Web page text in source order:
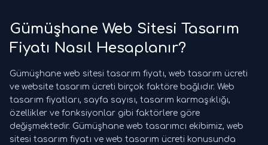
Gümüşhane Web Sitesi Tasarım
Fiyatı Nasıl Hesaplanır?
Gümüşhane web sitesi tasarım fiyatı, web tasarım ücreti
ve website tasarım ücreti birçok faktöre bağlıdır. Web
tasarım fiyatları, sayfa sayısı, tasarım karmaşıklığı,
özellikler ve fonksiyonlar gibi faktörlere göre
değişmektedir. Gümüşhane web tasarımcı ekibimiz, web
sitesi tasarım fiyatı ve web tasarım ücreti konusunda